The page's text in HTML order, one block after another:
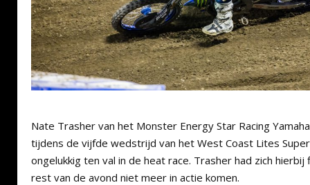
Nate Trasher van het Monster Energy Star Racing
tijdens de vijfde wedstrijd van het West Coast Lites
ongelukkig ten val in de heat race. Trasher had zich
rest van de avond niet meer in actie komen.